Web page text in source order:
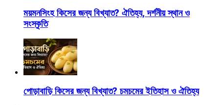
ময়মনসিংহ কিসের জন্য বিখ্যাত? ঐতিহ্য, দর্শনীয় স্থান ও
সংস্কৃতি
পোড়াবাড়ি কিসের জন্য বিখ্যাত? চমচমের ইতিহাস ও ঐতিহ্য